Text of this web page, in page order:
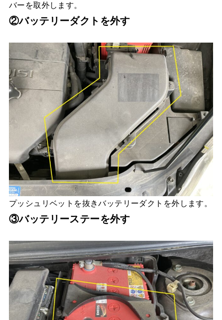
バーを取外します。
②バッテリーダクトを外す
プッシュリベットを抜きバッテリーダクトを外します。
③バッテリーステーを外す